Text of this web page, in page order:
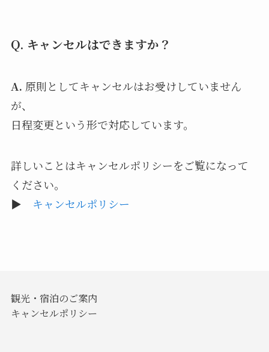
Q. キャンセルはできますか？
A. 原則としてキャンセルはお受けしていません
が、
日程変更という形で対応しています。
詳しいことはキャンセルポリシーをご覧になって
ください。
▶ キャンセルポリシー
観光・宿泊のご案内
キャンセルポリシー